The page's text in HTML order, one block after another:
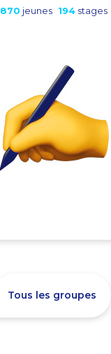
870 jeunes 194 stages
Tous les groupes